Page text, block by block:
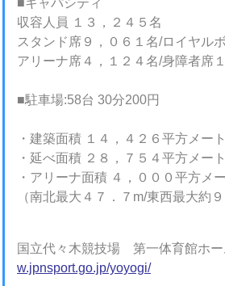
■キャパシティ
収容人員 １３，２４５名
スタンド席９，０６１名/ロイヤル
アリーナ席４，１２４名/身障者席
■駐車場:58台 30分200円
・建築面積 １４，４２６平方メー
・延べ面積 ２８，７５４平方メー
・アリーナ面積 ４，０００平方メ
（南北最大４７．７m/東西最大約９
国立代々木競技場 第一体育館ホー
w.jpnsport.go.jp/yoyogi/